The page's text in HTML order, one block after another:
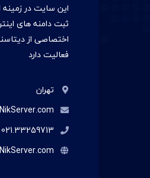
این سایت در
ثبت دامنه های
اختصاصی از
فعالیت دارد
تهران
021.33259713